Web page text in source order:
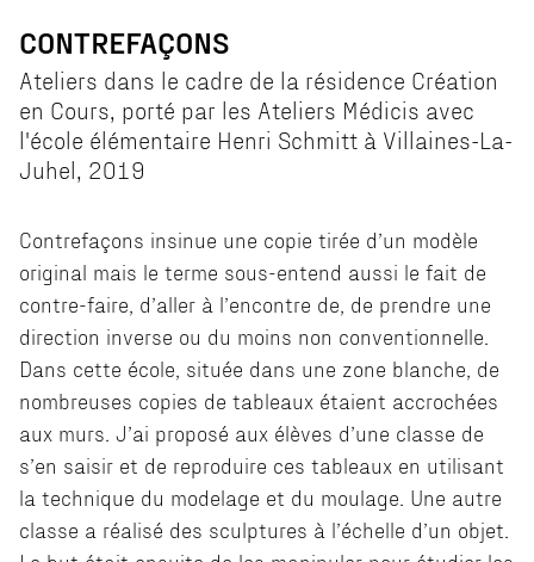
CONTREFAÇONS
Ateliers dans le cadre de la résidence Création
en Cours, porté par les Ateliers Médicis avec
l'école élémentaire Henri Schmitt à Villaines-La-
Juhel, 2019
Contrefaçons insinue une copie tirée d’un modèle
original mais le terme sous-entend aussi le fait de
contre-faire, d’aller à l’encontre de, de prendre une
direction inverse ou du moins non conventionnelle.
Dans cette école, située dans une zone blanche, de
nombreuses copies de tableaux étaient accrochées
aux murs. J’ai proposé aux élèves d’une classe de
s’en saisir et de reproduire ces tableaux en utilisant
la technique du modelage et du moulage. Une autre
classe a réalisé des sculptures à l’échelle d’un objet.